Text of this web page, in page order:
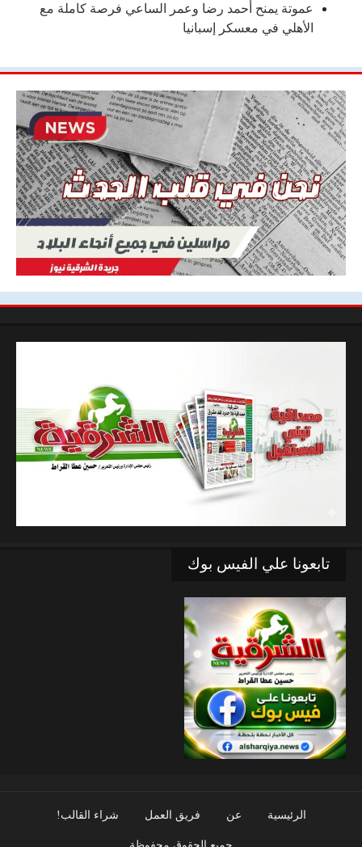
عموتة يمنح أحمد رضا وعمر الساعي فرصة كاملة مع
الأهلي في معسكر إسبانيا
تابعونا علي الفيس بوك
الرئيسية عن فريق العمل شراء القالب!